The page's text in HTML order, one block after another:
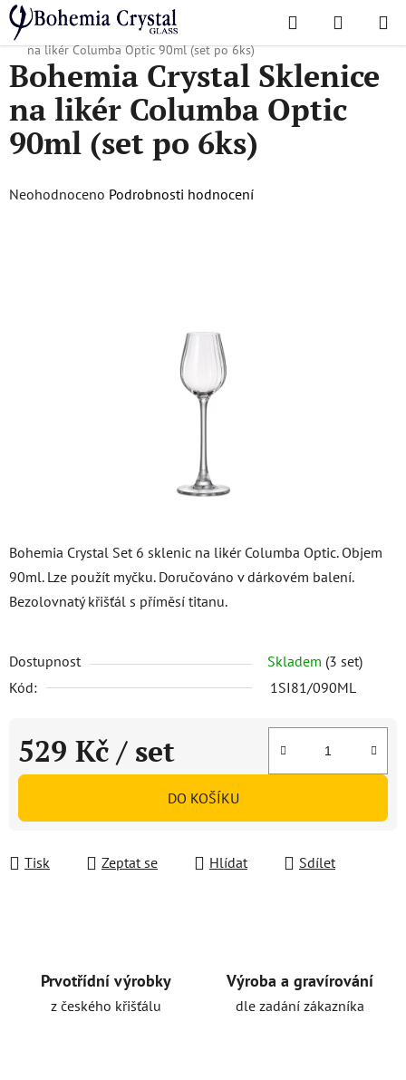
Přejít
na
obsah
Hledat
KOŠÍK
Domů
/ Oblíbené kolekce / Columba Optic
Bohemia Crystal Sklenice
na likér Columba Optic 90ml (set po 6ks)
Bohemia Crystal Set 6 sklenic na likér Columba Optic. Objem
90ml. Lze použít myčku. Doručováno v dárkovém balení.
Bezolovnatý křišťál s příměsí titanu.
Dostupnost Skladem (3 set)
Kód:
1SI81/090ML
529 Kč / set
Měrná cena:
DO KOŠÍKU
Tisk Zeptat se Hlídat Sdílet
Bohemia Crystal Sklenice
na likér Columba Optic
90ml (set po 6ks)
Průměrné
Neohodnoceno Podrobnosti hodnocení
Prvotřídní výrobky
z českého křišťálu
Výroba a gravírování
dle zadání zákazníka